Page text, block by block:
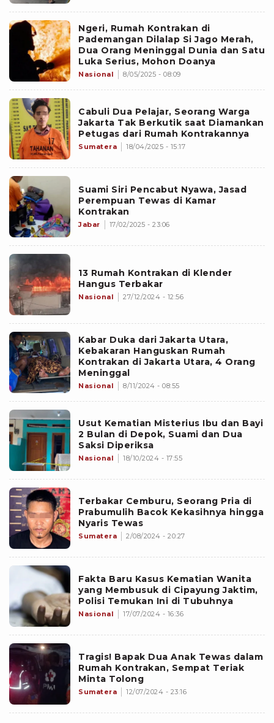
Ngeri, Rumah Kontrakan di
Pademangan Dilalap Si Jago Merah,
Dua Orang Meninggal Dunia dan Satu
Luka Serius, Mohon Doanya
Nasional 8/05/2025 - 08:09
Cabuli Dua Pelajar, Seorang Warga
Jakarta Tak Berkutik saat Diamankan
Petugas dari Rumah Kontrakannya
Sumatera 18/04/2025 - 15:17
Suami Siri Pencabut Nyawa, Jasad
Perempuan Tewas di Kamar
Kontrakan
Jabar 17/02/2025 - 23:06
13 Rumah Kontrakan di Klender
Hangus Terbakar
Nasional 27/12/2024 - 12:56
Kabar Duka dari Jakarta Utara,
Kebakaran Hanguskan Rumah
Kontrakan di Jakarta Utara, 4 Orang
Meninggal
Nasional 8/11/2024 - 08:55
Usut Kematian Misterius Ibu dan Bayi
2 Bulan di Depok, Suami dan Dua
Saksi Diperiksa
Nasional 18/10/2024 - 17:55
Terbakar Cemburu, Seorang Pria di
Prabumulih Bacok Kekasihnya hingga
Nyaris Tewas
Sumatera 2/08/2024 - 20:27
Fakta Baru Kasus Kematian Wanita
yang Membusuk di Cipayung Jaktim,
Polisi Temukan Ini di Tubuhnya
Nasional 17/07/2024 - 16:36
Tragis! Bapak Dua Anak Tewas dalam
Rumah Kontrakan, Sempat Teriak
Minta Tolong
Sumatera 12/07/2024 - 23:16